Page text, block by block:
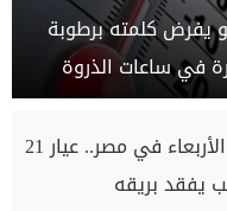
كلمته برطوبة
في ساعات الذروة
أسعار الذهب اليوم الأربعاء في مصر.. عيار 21
يفقد بريقه